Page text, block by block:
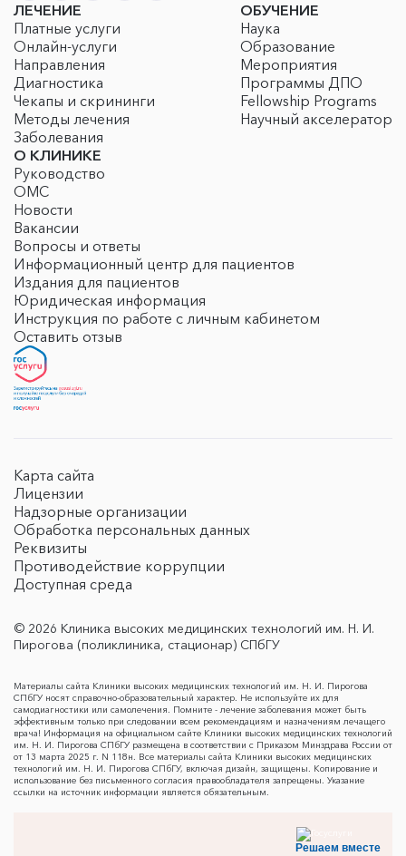
ЛЕЧЕНИЕ
Платные услуги
Онлайн-услуги
Направления
Диагностика
Чекапы и скрининги
Методы лечения
Заболевания
ОБУЧЕНИЕ
Наука
Образование
Мероприятия
Программы ДПО
Fellowship Programs
Научный акселератор
О КЛИНИКЕ
Руководство
ОМС
Новости
Вакансии
Вопросы и ответы
Информационный центр для пациентов
Издания для пациентов
Юридическая информация
Инструкция по работе с личным кабинетом
Оставить отзыв
Карта сайта
Лицензии
Надзорные организации
Обработка персональных данных
Реквизиты
Противодействие коррупции
Доступная среда
© 2026 Клиника высоких медицинских технологий им. Н. И.
Пирогова (поликлиника, стационар) СПбГУ
Материалы сайта Клиники высоких медицинских технологий им. Н. И. Пирогова
СПбГУ носят справочно-образовательный характер. Не используйте их для
самодиагностики или самолечения. Помните - лечение заболевания может быть
эффективным только при следовании всем рекомендациям и назначениям лечащего
врача! Информация на официальном сайте Клиники высоких медицинских технологий
им. Н. И. Пирогова СПбГУ размещена в соответствии с Приказом Минздрава России от
от 13 марта 2025 г. N 118н. Все материалы сайта Клиники высоких медицинских
технологий им. Н. И. Пирогова СПбГУ, включая дизайн, защищены. Копирование и
использование без письменного согласия правообладателя запрещены. Указание
ссылки на источник информации является обязательным.
Решаем вместе